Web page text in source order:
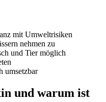
mit Umweltrisiken
nehmen zu
und Tier möglich
umsetzbar
und warum ist